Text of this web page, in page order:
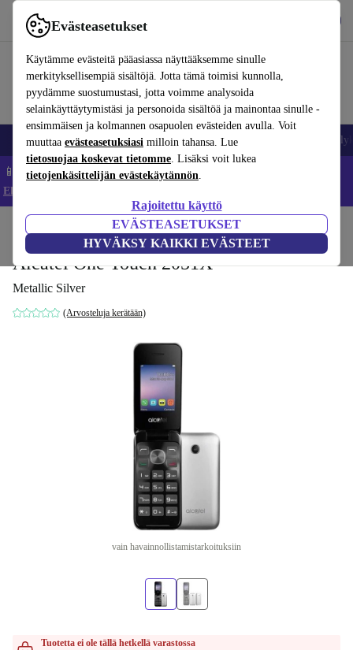
Evästeasetukset
Käytämme evästeitä pääasiassa näyttääksemme sinulle
merkityksellisempiä sisältöjä. Jotta tämä toimisi kunnolla,
pyydämme suostumustasi, jotta voimme analysoida
selainkäyttäytymistäsi ja personoida sisältöä ja mainontaa sinulle -
ensimmäisen ja kolmannen osapuolen evästeiden avulla. Voit
muuttaa evästeasetuksiasi milloin tahansa. Lue
tietosuojaa koskevat tietomme. Lisäksi voit lukea
tietojenkäsittelijän evästekäytännön.
Rajoitettu käyttö
EVÄSTEASETUKSET
HYVÄKSY KAIKKI EVÄSTEET
Käytä refurbed-palvelua nopeasti ja helposti
Matkapuhelimet ja älypuhelimet Kannettavat tietokoneet
📱 Säästä 5 % LISÄÄ iPhoneista – Koodi: IPHONEDEAL –
Ehdot ja säännöt
Matkapuhelimet ja älypuhelimet Alcatel-puhelimet
Alcatel One Touch 2051X
Metallic Silver
(Arvosteluja kerätään)
vain havainnollistamistarkoituksiin
Tuotetta ei ole tällä hetkellä varastossa